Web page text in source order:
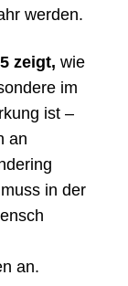
werden.
zeigt, wie
im
ist –
an
in der
an.